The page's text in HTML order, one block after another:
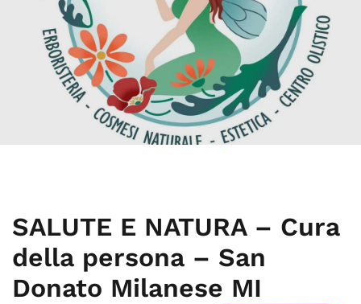
SALUTE E NATURA – Cura
della persona – San
Donato Milanese MI